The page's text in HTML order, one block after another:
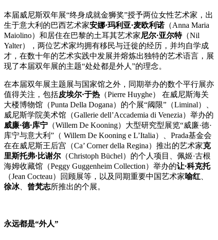
本届威尼斯双年展“终身成就金狮奖”授予两位女性艺术家，出
生于意大利的巴西艺术家安娜·玛利亚·麦欧利诺（Anna Maria
Maiolino）和居住在巴黎的土耳其艺术家尼尔·亚尔特（Nil
Yalter），两位艺术家均拥有移民与迁徙的经历，并均自学成
才，在数十年的艺术实践中发展并熔炼出独特的艺术语言，展
现了本届双年展的主题“处处都是外人”的理念。
在本届双年展主题展与国家馆之外，同期举办的数个平行展亦
值得关注，包括皮埃尔·于热 （Pierre Huyghe） 在威尼斯海关
大楼博物馆（Punta Della Dogana）的个展“阈限”（Liminal）、
威尼斯学院美术馆（Gallerie dell’Accademia di Venezia）举办的
威廉·德·库宁 （Willem De Kooning）大型研究型展览“威廉·德·
库宁与意大利”（ Willem De Kooning e L’Italia）、Prada基金会
在在威尼斯王后宫（Ca’ Corner della Regina）推出的艺术家克
里斯托弗·比谢尔 （Christoph Büchel）的个人项目、佩姬·古根
海姆收藏馆（Peggy Guggenheim Collection）举办的让·科克托
（Jean Cocteau）回顾展等，以及同期重要中国艺术家喻红
徐冰、 曾梵志所推出的个展。
永远都是“外人”